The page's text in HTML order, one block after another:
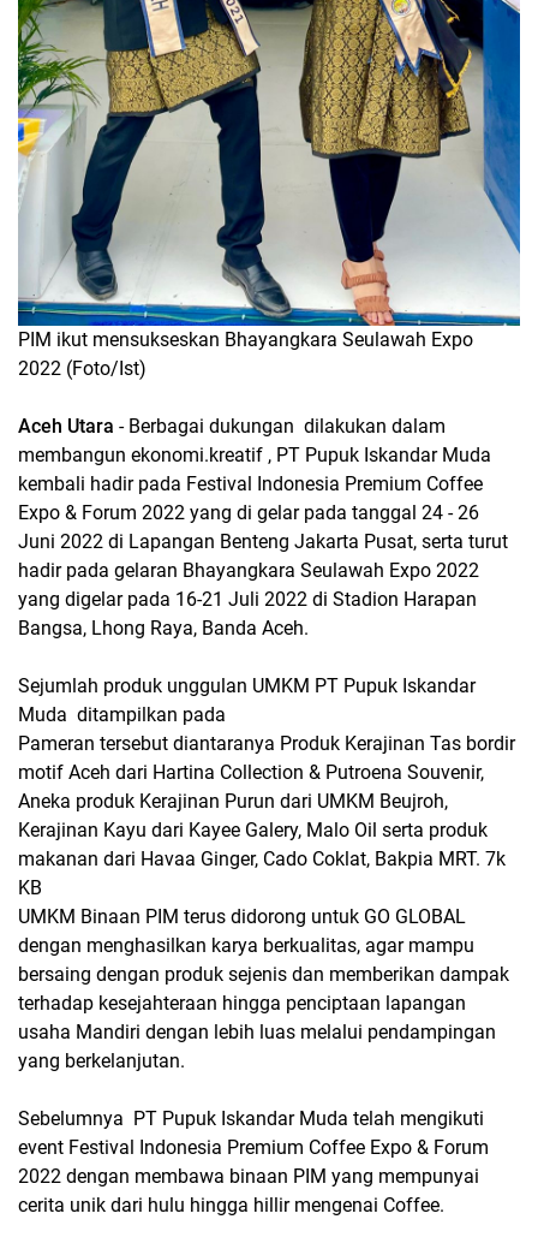
PIM ikut mensukseskan Bhayangkara Seulawah Expo
2022 (Foto/Ist)
Aceh Utara - Berbagai dukungan dilakukan dalam
membangun ekonomi.kreatif , PT Pupuk Iskandar Muda
kembali hadir pada Festival Indonesia Premium Coffee
Expo & Forum 2022 yang di gelar pada tanggal 24 - 26
Juni 2022 di Lapangan Benteng Jakarta Pusat, serta turut
hadir pada gelaran Bhayangkara Seulawah Expo 2022
yang digelar pada 16-21 Juli 2022 di Stadion Harapan
Bangsa, Lhong Raya, Banda Aceh.
Sejumlah produk unggulan UMKM PT Pupuk Iskandar
Muda ditampilkan pada
Pameran tersebut diantaranya Produk Kerajinan Tas bordir
motif Aceh dari Hartina Collection & Putroena Souvenir,
Aneka produk Kerajinan Purun dari UMKM Beujroh,
Kerajinan Kayu dari Kayee Galery, Malo Oil serta produk
makanan dari Havaa Ginger, Cado Coklat, Bakpia MRT. 7k
KB
UMKM Binaan PIM terus didorong untuk GO GLOBAL
dengan menghasilkan karya berkualitas, agar mampu
bersaing dengan produk sejenis dan memberikan dampak
terhadap kesejahteraan hingga penciptaan lapangan
usaha Mandiri dengan lebih luas melalui pendampingan
yang berkelanjutan.
Sebelumnya PT Pupuk Iskandar Muda telah mengikuti
event Festival Indonesia Premium Coffee Expo & Forum
2022 dengan membawa binaan PIM yang mempunyai
cerita unik dari hulu hingga hillir mengenai Coffee.